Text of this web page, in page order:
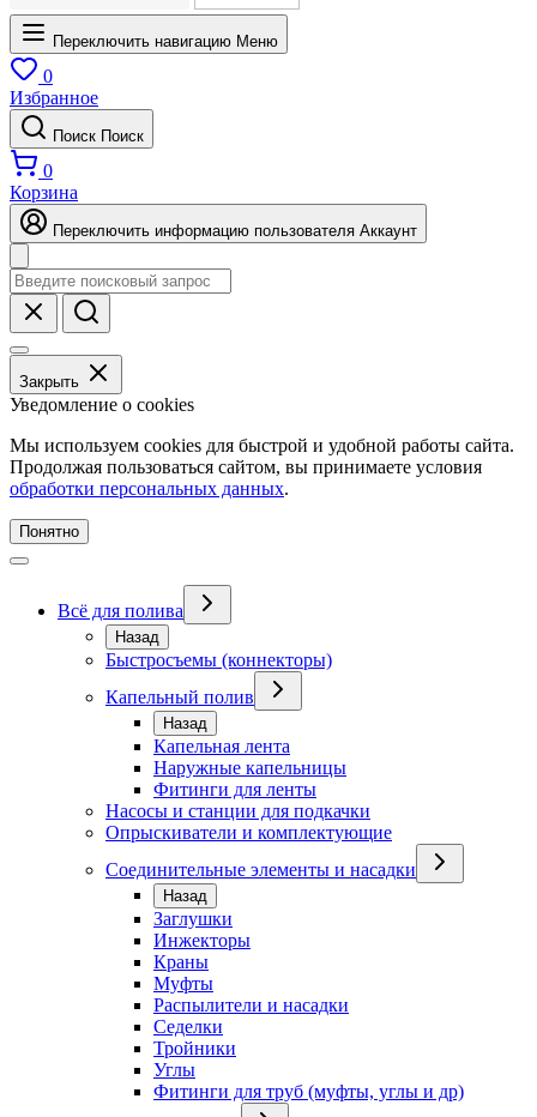
Переключить навигацию Меню
0
Избранное
Поиск Поиск
0
Корзина
Переключить информацию пользователя Аккаунт
Закрыть
Уведомление о cookies
Мы используем cookies для быстрой и удобной работы сайта.
Продолжая пользоваться сайтом, вы принимаете условия
обработки персональных данных.
Понятно
Всё для полива
Назад
Быстросъемы (коннекторы)
Капельный полив
Назад
Капельная лента
Наружные капельницы
Фитинги для ленты
Насосы и станции для подкачки
Опрыскиватели и комплектующие
Соединительные элементы и насадки
Назад
Заглушки
Инжекторы
Краны
Муфты
Распылители и насадки
Седелки
Тройники
Углы
Фитинги для труб (муфты, углы и др)